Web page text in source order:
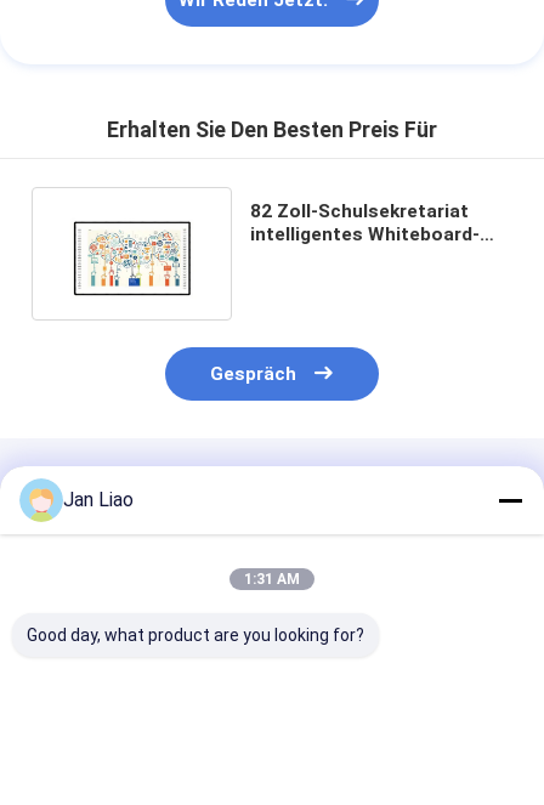
Erhalten Sie Den Besten Preis Für
82 Zoll-Schulsekretariat
intelligentes Whiteboard-
Gespräch
Empfohlene Produkte
Jan Liao
1:31 AM
Good day, what product are you looking for?